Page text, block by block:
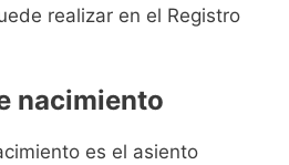
realizar en el Registro
nacimiento
es el asiento